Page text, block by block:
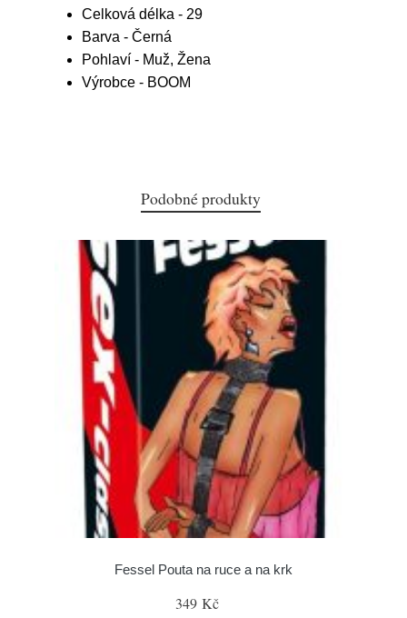
Celková délka - 29
Barva - Černá
Pohlaví - Muž, Žena
Výrobce - BOOM
Podobné produkty
Fessel Pouta na ruce a na krk
349 Kč